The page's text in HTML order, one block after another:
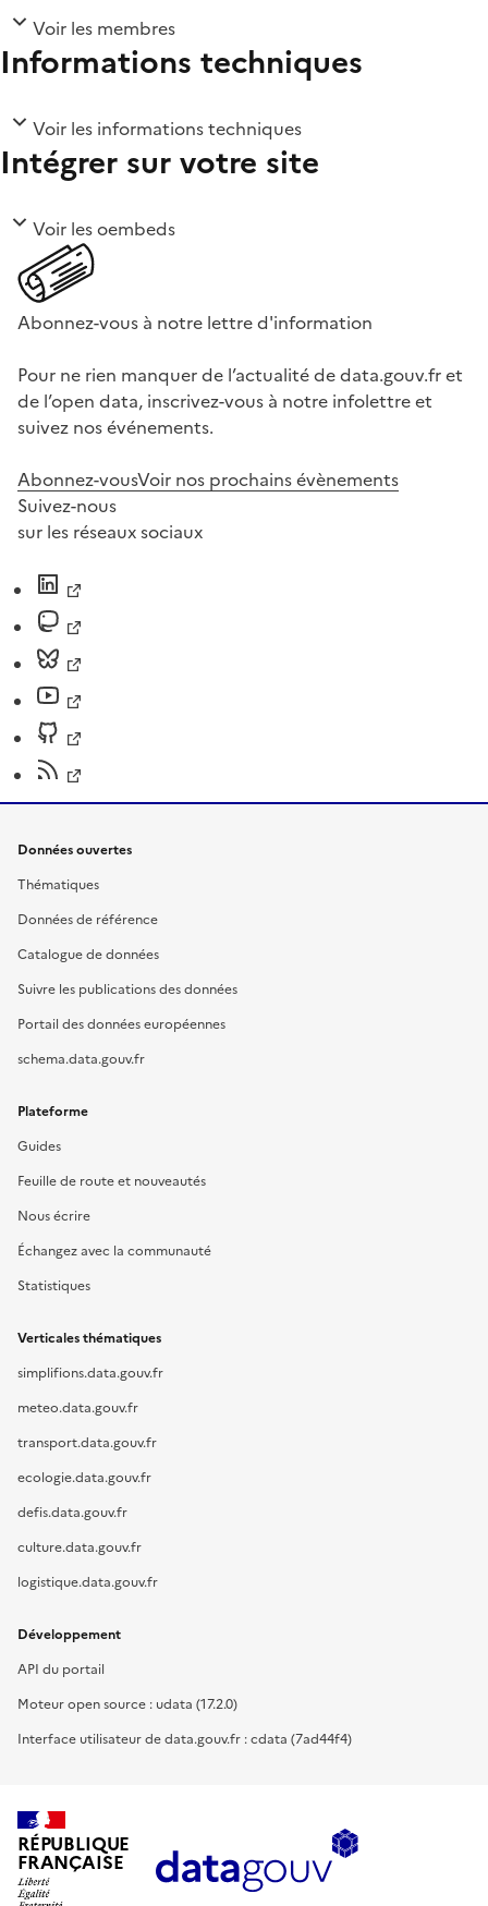
Voir les membres
Informations techniques
Voir les informations techniques
Intégrer sur votre site
Voir les oembeds
Abonnez-vous à notre lettre d'information
Pour ne rien manquer de l’actualité de data.gouv.fr et
de l’open data, inscrivez-vous à notre infolettre et
suivez nos événements.
Abonnez-vousVoir nos prochains évènements
Suivez-nous
sur les réseaux sociaux
Données ouvertes
Thématiques
Données de référence
Catalogue de données
Suivre les publications des données
Portail des données européennes
schema.data.gouv.fr
Plateforme
Guides
Feuille de route et nouveautés
Nous écrire
Échangez avec la communauté
Statistiques
Verticales thématiques
simplifions.data.gouv.fr
meteo.data.gouv.fr
transport.data.gouv.fr
ecologie.data.gouv.fr
defis.data.gouv.fr
culture.data.gouv.fr
logistique.data.gouv.fr
Développement
API du portail
Moteur open source : udata (17.2.0)
Interface utilisateur de data.gouv.fr : cdata (7ad44f4)
RÉPUBLIQUE
FRANÇAISE